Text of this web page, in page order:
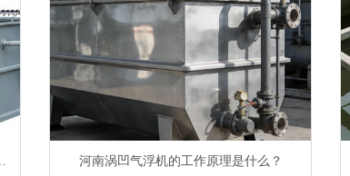
河南涡凹气浮机的工作原理是什么？